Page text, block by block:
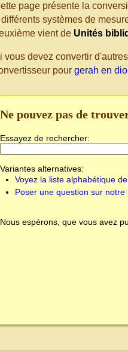
page présente la
systèmes de
vient de Unités
vous devez convertir
pour gerah en
Ne pouvez pas de
Essayez de rechercher:
Variantes alternatives:
Voyez la liste alphabétique
Poser une question sur notre
Nous espérons, que vous avez